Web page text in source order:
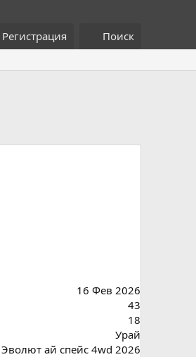
Регистрация Поиск
16 Фев 2026
43
18
Урай
Эволют ай спейс 4wd 2026